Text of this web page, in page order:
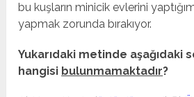
bu kuşların minicik evlerini
yapmak zorunda bırakıyor.
Yukarıdaki metinde aşağıdaki
hangisi bulunmamaktadır?